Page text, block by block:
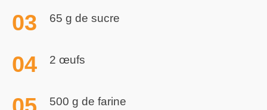
65 g de sucre
2 œufs
500 g de farine